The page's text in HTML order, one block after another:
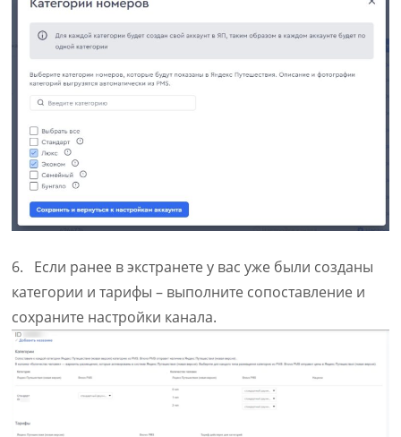
6. Если ранее в экстранете у вас уже были созданы
категории и тарифы – выполните сопоставление и
сохраните настройки канала.